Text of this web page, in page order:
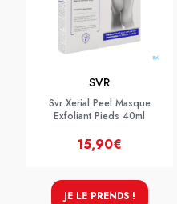
SVR
Svr Xerial Peel Masque
Exfoliant Pieds 40ml
15,90€
JE LE PRENDS !